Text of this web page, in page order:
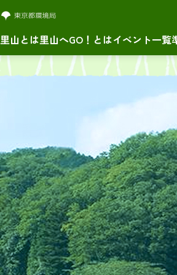
里山とは里山へGO！とはイベント一覧